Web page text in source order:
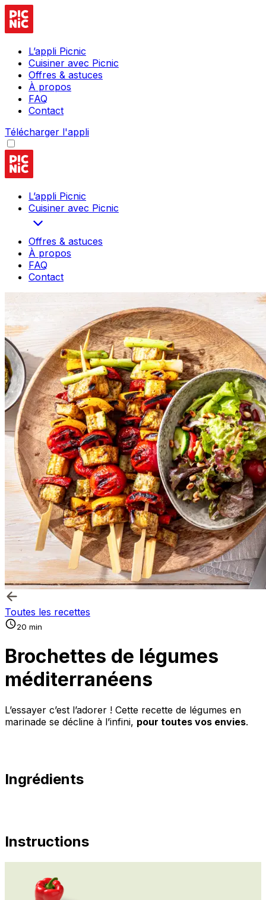
L’appli Picnic
Cuisiner avec Picnic
Offres & astuces
À propos
FAQ
Contact
Télécharger l'appli
L’appli Picnic
Cuisiner avec Picnic
Offres & astuces
À propos
FAQ
Contact
Toutes les recettes
20 min
Brochettes de légumes
méditerranéens
L’essayer c’est l’adorer ! Cette recette de légumes en
marinade se décline à l’infini, pour toutes vos envies.
Ingrédients
Instructions